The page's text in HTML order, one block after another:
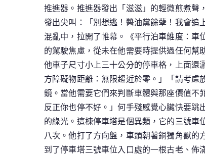
推進器。推進器發出「滋滋」的輕微煎煮
發出尖叫：「別想逃！醬油黨餘孽！我會追
混亂中，拉開了帷幕。《平行泊車維度：車
的駕駛焦慮，從未在他需要時提供過任何
他車子尺寸小上三十公分的停車格，上面還
方障礙物距離：無限趨近於零。」「請考
鏡。當他需要它們來判斷車體與那座價值不
反正你也停不好。」何手殘感覺心臟快要
的綠光。這棟停車塔是個異類，它的三號
八次。他打了方向盤，車頭朝著銅獨角獸的
到了停車塔三號車位入口處的一根古老、